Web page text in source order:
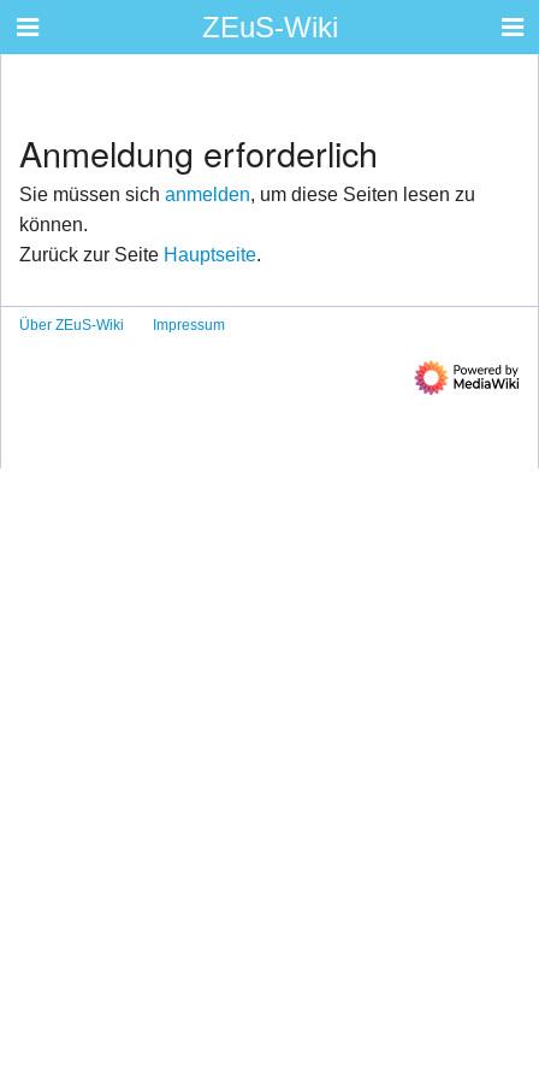
ZEuS-Wiki
Anmeldung erforderlich
Sie müssen sich anmelden, um diese Seiten lesen zu
können.
Zurück zur Seite Hauptseite.
Über ZEuS-Wiki Impressum